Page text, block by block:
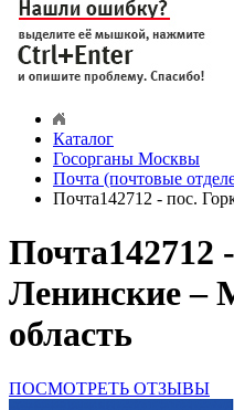
Каталог
Госорганы Москвы
Почта (почтовые
Почта142712 - пос.
Почта142712
Ленинские –
область
ПОСМОТРЕТЬ ОТЗЫВЫ